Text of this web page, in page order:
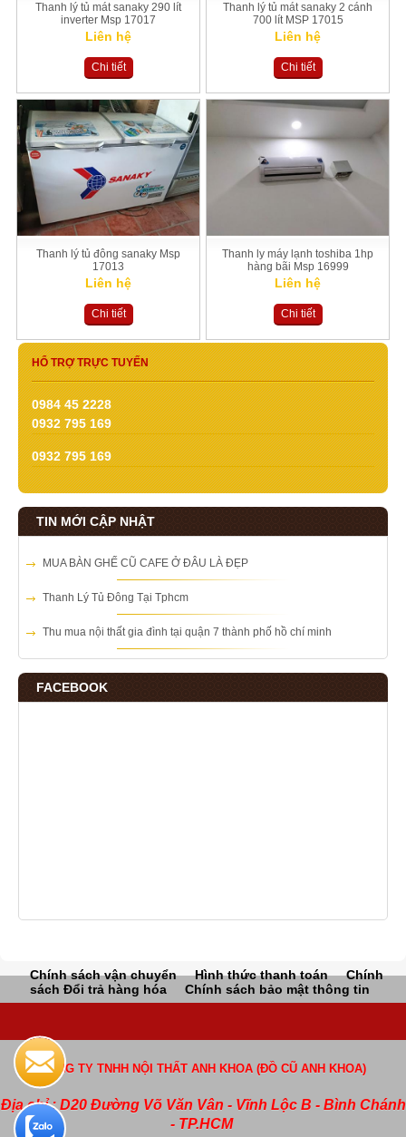
Thanh lý tủ mát sanaky 290 lít
inverter Msp 17017
Liên hệ
Chi tiết
Thanh lý tủ mát sanaky 2 cánh
700 lít MSP 17015
Liên hệ
Chi tiết
Thanh lý tủ đông sanaky Msp
17013
Liên hệ
Chi tiết
Thanh ly máy lạnh toshiba 1hp
hàng bãi Msp 16999
Liên hệ
Chi tiết
HỔ TRỢ TRỰC TUYẾN
0984 45 2228
0932 795 169
0932 795 169
TIN MỚI CẬP NHẬT
MUA BÀN GHẾ CŨ CAFE Ở ĐÂU LÀ ĐẸP
Thanh Lý Tủ Đông Tại Tphcm
Thu mua nội thất gia đình tại quận 7 thành phố hồ chí minh
FACEBOOK
Chính sách vận chuyển Hình thức thanh toán
Chính
sách Đổi trả hàng hóa
Chính sách bảo mật thông tin
CÔNG TY TNHH NỘI THẤT ANH KHOA (ĐỒ CŨ ANH KHOA)
Địa chỉ : D20 Đường Võ Văn Vân - Vĩnh Lộc B - Bình Chánh
- TP.HCM